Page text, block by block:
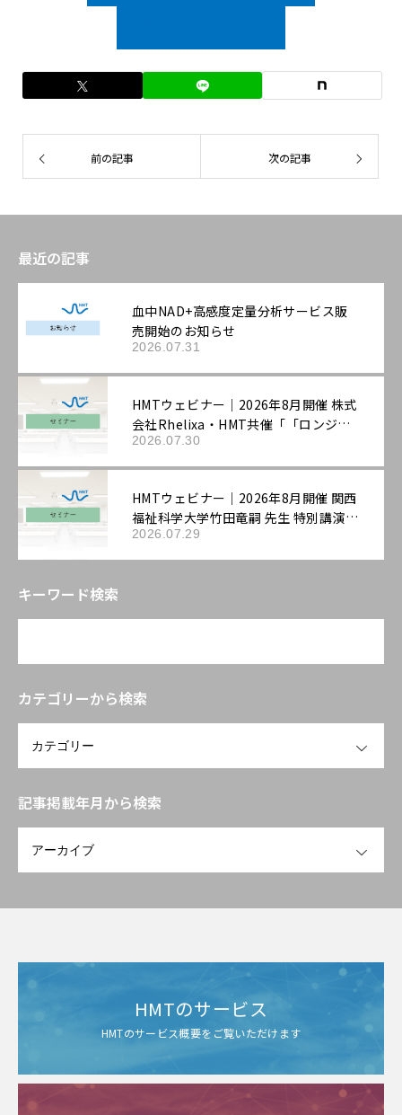
前の記事 次の記事
最近の記事
血中NAD+高感度定量分析サービス販
売開始のお知らせ
2026.07.31
HMTウェビナー｜2026年8月開催 株式
会社Rhelixa・HMT共催「「ロンジェ
ビティ」を科学する：最先端の抗老化
評価戦略」
2026.07.30
HMTウェビナー｜2026年8月開催 関西
福祉科学大学竹田竜嗣 先生 特別講演
「第3回機能性表示ラボ：ロンジェビテ
ィ市場の最新動向と「機能性表示食
み立て方」
2026.07.29
キーワード検索
カテゴリーから検索
OPEN
記事掲載年月から検索
OPEN
HMTのサービス
HMTのサービス概要をご覧いただけます